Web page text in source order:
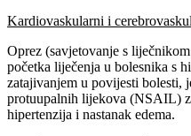
Kardiovaskularni i
Oprez (savjetovanje s
početka liječenja u bolesnika s
zatajivanjem u povijesti bolesti,
protuupalnih lijekova (NSAIL)
hipertenzija i nastanak edema.